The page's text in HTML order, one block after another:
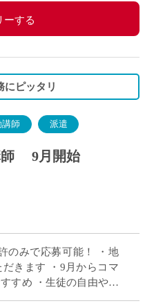
ーする
にピッタリ
講師 派遣
師 9月開始
のみで応募可能！ ・地
きます ・9月からコマ
すめ ・生徒の自由や個